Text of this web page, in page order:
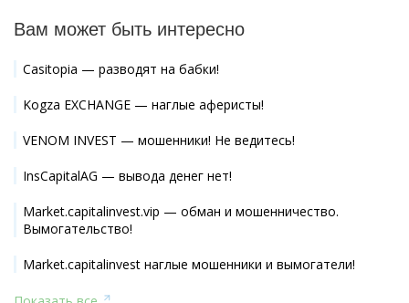
Вам может быть интересно
Casitopia — разводят на бабки!
Kogza EXCHANGE — наглые аферисты!
VENOM INVEST — мошенники! Не ведитесь!
InsCapitalAG — вывода денег нет!
Market.capitalinvest.vip — обман и мошенничество.
Вымогательство!
Market.capitalinvest наглые мошенники и вымогатели!